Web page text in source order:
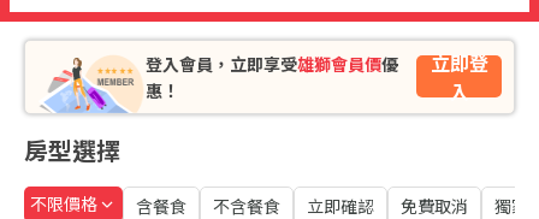
登入會員，立即享受雄獅會員價優
惠！
立即登
入
房型選擇
不限價格 含餐食 不含餐食 立即確認 免費取消 獨家